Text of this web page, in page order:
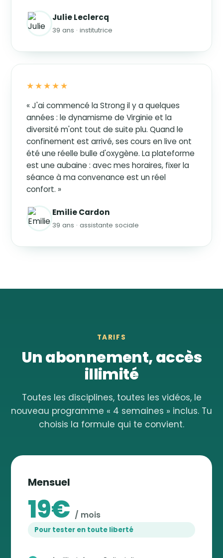
Julie Leclercq
39 ans · institutrice
★★★★★
« J'ai commencé la Strong il y a quelques
années : le dynamisme de Virginie et la
diversité m'ont tout de suite plu. Quand le
confinement est arrivé, ses cours en live ont
été une réelle bulle d'oxygène. La plateforme
est une aubaine : avec mes horaires, fixer la
séance à ma convenance est un réel
confort. »
Emilie Cardon
39 ans · assistante sociale
TARIFS
Un abonnement, accès
illimité
Toutes les disciplines, toutes les vidéos, le
nouveau programme « 4 semaines » inclus. Tu
choisis la formule qui te convient.
Mensuel
19€ / mois
Pour tester en toute liberté